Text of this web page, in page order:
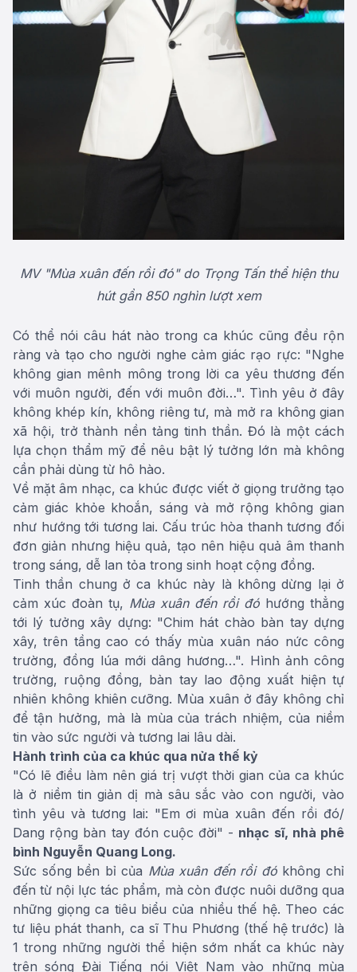
MV "Mùa xuân đến rồi đó" do Trọng Tấn thể hiện thu
hút gần 850 nghìn lượt xem
Có thể nói câu hát nào trong ca khúc cũng đều rộn
ràng và tạo cho người nghe cảm giác rạo rực: "Nghe
không gian mênh mông trong lời ca yêu thương đến
với muôn người, đến với muôn đời…". Tình yêu ở đây
không khép kín, không riêng tư, mà mở ra không gian
xã hội, trở thành nền tảng tinh thần. Đó là một cách
lựa chọn thẩm mỹ để nêu bật lý tưởng lớn mà không
cần phải dùng từ hô hào.
Về mặt âm nhạc, ca khúc được viết ở giọng trưởng tạo
cảm giác khỏe khoắn, sáng và mở rộng không gian
như hướng tới tương lai. Cấu trúc hòa thanh tương đối
đơn giản nhưng hiệu quả, tạo nên hiệu quả âm thanh
trong sáng, dễ lan tỏa trong sinh hoạt cộng đồng.
Tinh thần chung ở ca khúc này là không dừng lại ở
cảm xúc đoàn tụ, Mùa xuân đến rồi đó hướng thẳng
tới lý tưởng xây dựng: "Chim hát chào bàn tay dựng
xây, trên tầng cao có thấy mùa xuân náo nức công
trường, đồng lúa mới dâng hương…". Hình ảnh công
trường, ruộng đồng, bàn tay lao động xuất hiện tự
nhiên không khiên cưỡng. Mùa xuân ở đây không chỉ
để tận hưởng, mà là mùa của trách nhiệm, của niềm
tin vào sức người và tương lai lâu dài.
Hành trình của ca khúc qua nửa thế kỷ
"Có lẽ điều làm nên giá trị vượt thời gian của ca khúc
là ở niềm tin giản dị mà sâu sắc vào con người, vào
tình yêu và tương lai: "Em ơi mùa xuân đến rồi đó/
Dang rộng bàn tay đón cuộc đời" - nhạc sĩ, nhà phê
bình Nguyễn Quang Long.
Sức sống bền bỉ của Mùa xuân đến rồi đókhông chỉ
đến từ nội lực tác phẩm, mà còn được nuôi dưỡng qua
những giọng ca tiêu biểu của nhiều thế hệ. Theo các
tư liệu phát thanh, ca sĩ Thu Phương (thế hệ trước) là
1 trong những người thể hiện sớm nhất ca khúc này
trên sóng Đài Tiếng nói Việt Nam vào những mùa